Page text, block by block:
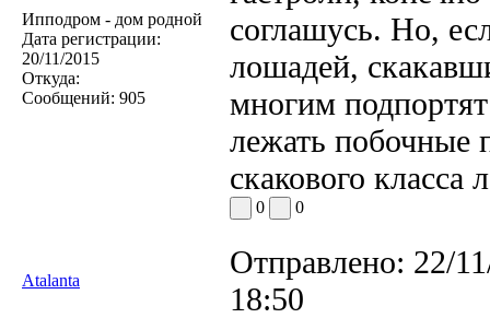
Ипподром - дом родной
Дата регистрации:
20/11/2015
Откуда:
Сообщений: 905
соглашусь. Но,
лошадей,
многим
лежать побочные
скакового класса
0 0
Atalanta
Отправлено: 22/
18:50